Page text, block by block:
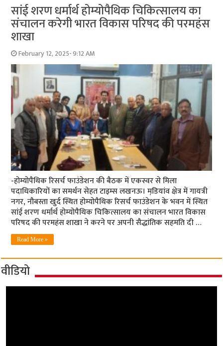
सांई शरण धर्मार्थ होम्योपैथिक चिकित्सालय का
संचालन करेगी भारत विकास परिषद की परमहंस
शाखा
February 12, 2025- 9:12 AM
-होम्योपैथिक रिसर्च फाउंडेशन की बैठक में एकस्वर से मिला
पदाधिकारियों का समर्थन सेहत टाइम्स लखनऊ। मडि़यांव क्षेत्र में गायत्री
नगर, नौबस्ता खुर्द स्थित होम्योपैथिक रिसर्च फाउंडेशन के भवन में स्थित
सांई शरण धर्मार्थ होम्योपैथिक चिकित्सालय का संचालन भारत विकास
परिषद की परमहंस शाखा ने करने पर अपनी सैद्धांतिक सहमति दी …
Read More »
वीडियो